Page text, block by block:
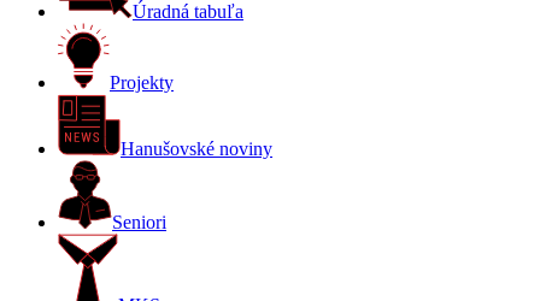
Úradná tabuľa
Projekty
Hanušovské noviny
Seniori